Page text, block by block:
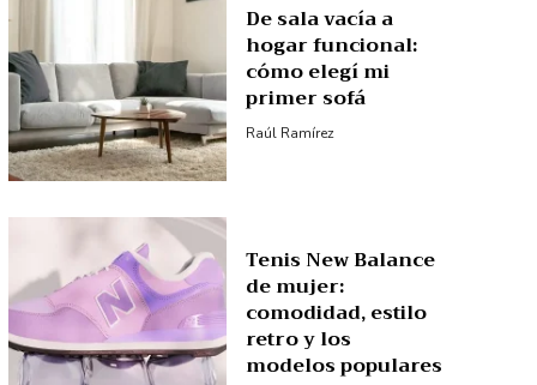
De sala vacía a
hogar funcional:
cómo elegí mi
primer sofá
Raúl Ramírez
Tenis New Balance
de mujer:
comodidad, estilo
retro y los
modelos populares